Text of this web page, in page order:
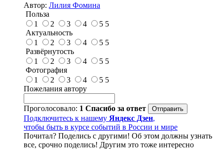
Автор: Лилия Фомина
Польза
1
2 3 4 5 5
Актуальность
1
2 3 4 5 5
Развёрнутость
1
2 3 4 5 5
Фотография
1
2 3 4 5 5
Пожелания автору
Проголосовало: 1 Спасибо за ответ
Подключитесь к нашему Яндекс Дзен,
чтобы быть в курсе событий в России и мире
Почитал? Поделись с другими! Об этом должны узнать
все, срочно поделись! Другим это тоже интересно